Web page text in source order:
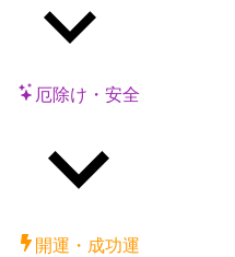
厄除け・安全
開運・成功運